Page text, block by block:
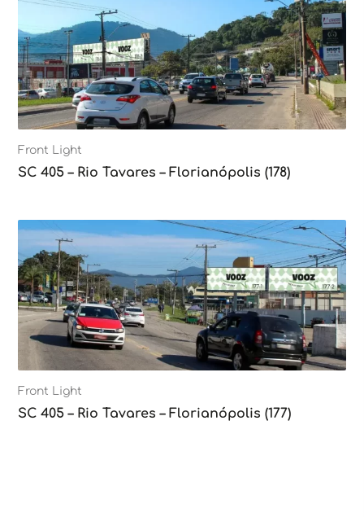
Front Light
SC 405 – Rio Tavares – Florianópolis (178)
Front Light
SC 405 – Rio Tavares – Florianópolis (177)